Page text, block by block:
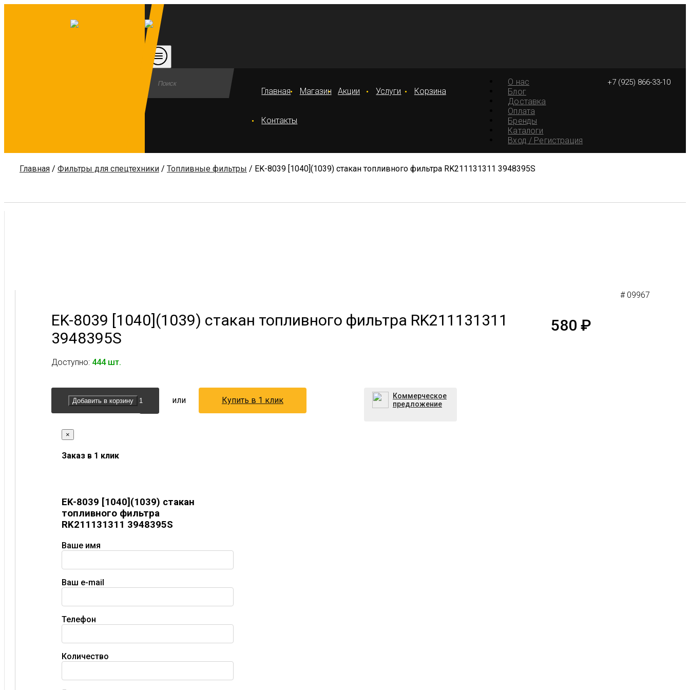
+7 (925) 866-33-10
О нас
Блог
Доставка
Оплата
Бренды
Каталоги
Вход / Регистрация
Главная Магазин Акции Услуги Корзина
Контакты
Главная / Фильтры для спецтехники / Топливные фильтры / EK-8039 [1040](1039) стакан топливного фильтра RK211131311 3948395S
# 09967
EK-8039 [1040](1039) стакан топливного фильтра RK211131311
3948395S
580 ₽
Доступно: 444 шт.
Добавить в корзину или Купить в 1 клик
Коммерческое
предложение
×
Заказ в 1 клик
EK-8039 [1040](1039) стакан
топливного фильтра
RK211131311 3948395S
Ваше имя
Ваш e-mail
Телефон
Количество